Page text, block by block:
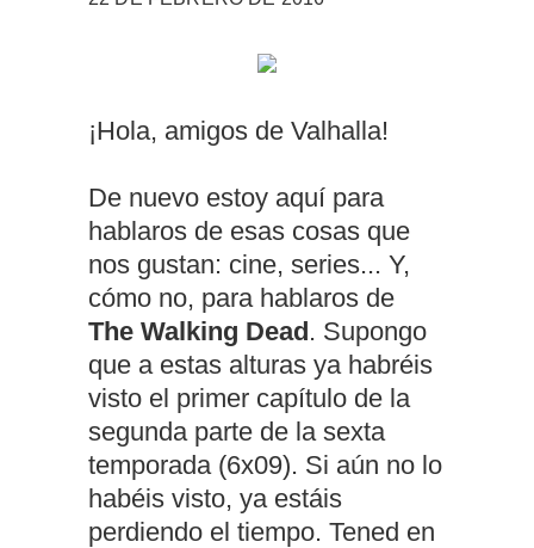
¡Hola, amigos de Valhalla!
De nuevo estoy aquí para
hablaros de esas cosas que
nos gustan: cine, series... Y,
cómo no, para hablaros de
The Walking Dead. Supongo
que a estas alturas ya habréis
visto el primer capítulo de la
segunda parte de la sexta
temporada (6x09). Si aún no lo
habéis visto, ya estáis
perdiendo el tiempo. Tened en